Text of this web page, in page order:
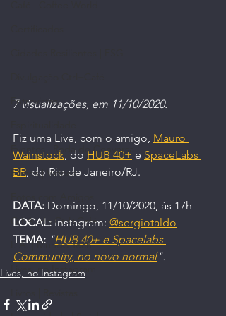
Entrevistas
Eventos | Roda de Conversa
Filmes | Vídeos
G.I.A. do Ctrl+Café
I. A. | Mundo Tech
Lives, no Instagram
7 visualizações, em 11/10/2020.
Fiz uma Live, com o amigo, Mauro
Wainstock , do HUB 40+ e SpaceLabs
BR , do Rio de Janeiro/RJ.
DATA: Domingo, 11/10/2020, às 17h
LOCAL: Instagram: @sergiotaldo
TEMA: "HUB 40+ e Spacelabs
Community, no novo normal".
Lives, no Instagram